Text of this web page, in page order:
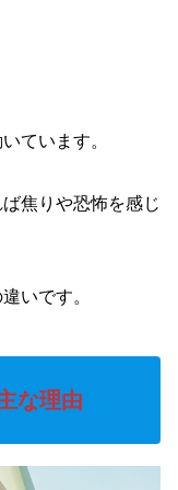
ています。
焦りや恐怖を感じ
いです。
な理由